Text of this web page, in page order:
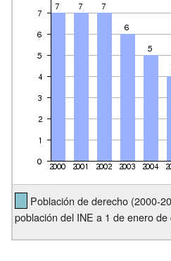
Población de derecho (2000-
población del INE a 1 de enero de